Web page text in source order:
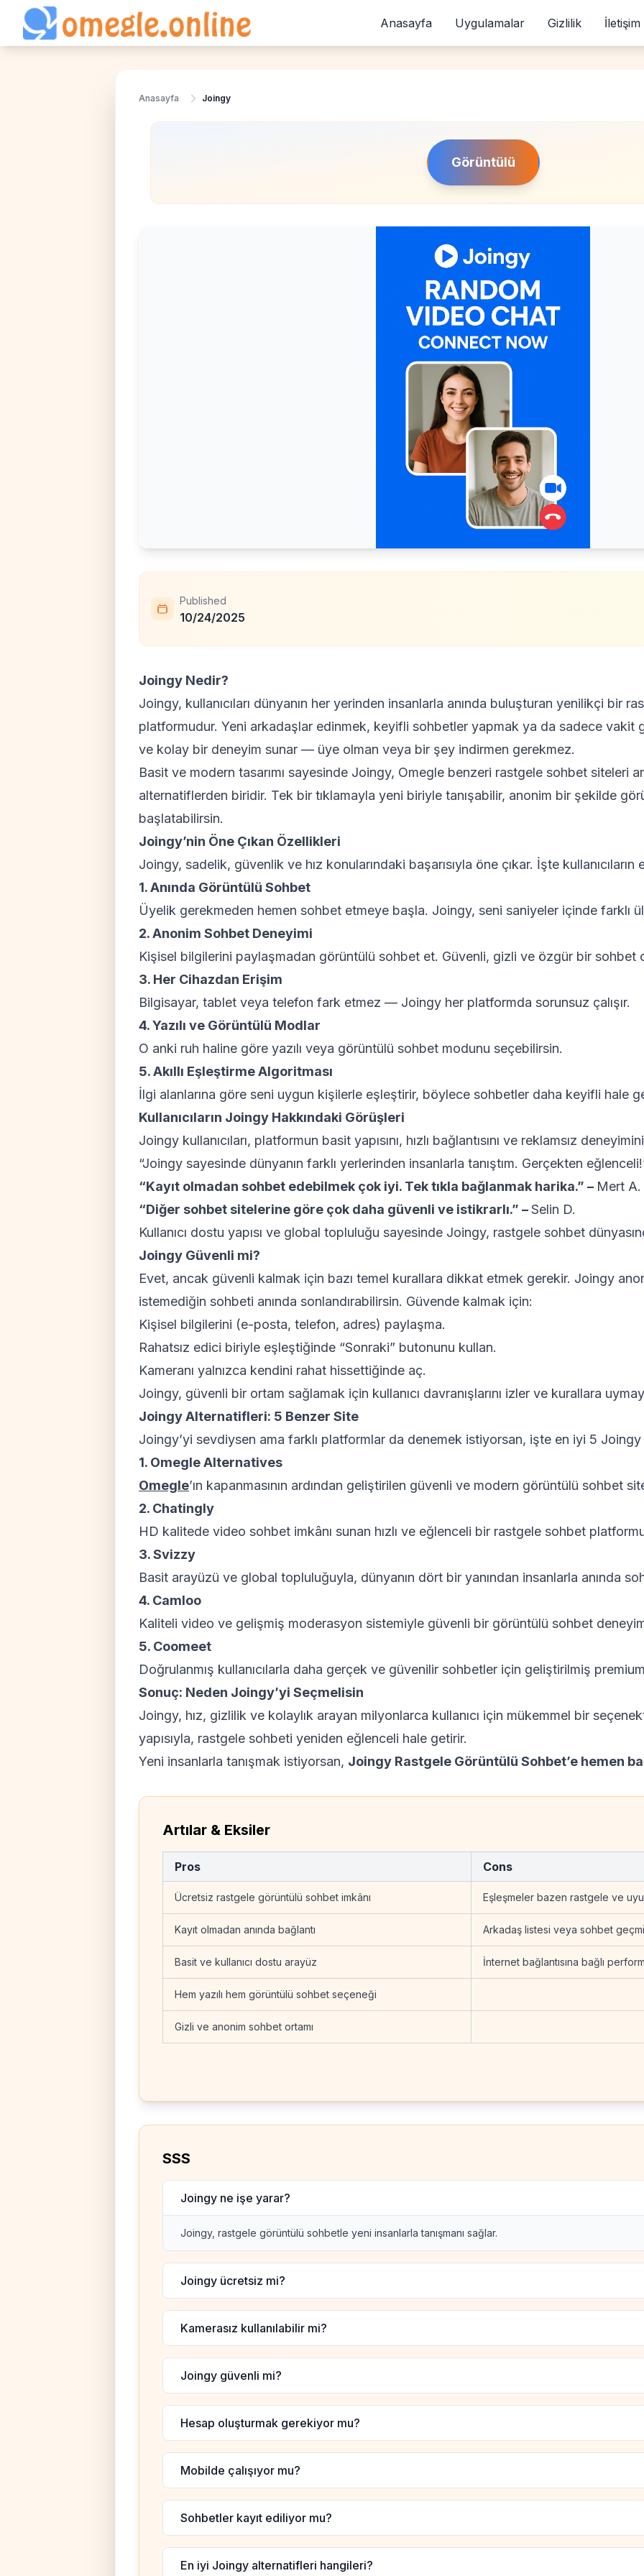
Anasayfa Uygulamalar Gizlilik İletişim
Anasayfa Joingy
Görüntülü
Published
10/24/2025
Joingy Nedir?
Joingy, kullanıcıları dünyanın her yerinden insanlarla anında buluşturan yenilikçi bir
platformudur. Yeni arkadaşlar edinmek, keyifli sohbetler yapmak ya da sadece vakit
ve kolay bir deneyim sunar — üye olman veya bir şey indirmen gerekmez.
Basit ve modern tasarımı sayesinde Joingy, Omegle benzeri rastgele sohbet siteleri
alternatiflerden biridir. Tek bir tıklamayla yeni biriyle tanışabilir, anonim bir şekilde
başlatabilirsin.
Joingy’nin Öne Çıkan Özellikleri
Joingy, sadelik, güvenlik ve hız konularındaki başarısıyla öne çıkar. İşte
1. Anında Görüntülü Sohbet
Üyelik gerekmeden hemen sohbet etmeye başla. Joingy, seni saniyeler içinde farklı
2. Anonim Sohbet Deneyimi
Kişisel bilgilerini paylaşmadan görüntülü sohbet et. Güvenli, gizli ve özgür bir sohbet
3. Her Cihazdan Erişim
Bilgisayar, tablet veya telefon fark etmez — Joingy her platformda sorunsuz çalışır.
4. Yazılı ve Görüntülü Modlar
O anki ruh haline göre yazılı veya görüntülü sohbet modunu seçebilirsin.
5. Akıllı Eşleştirme Algoritması
İlgi alanlarına göre seni uygun kişilerle eşleştirir, böylece sohbetler daha keyifli hale
Kullanıcıların Joingy Hakkındaki Görüşleri
Joingy kullanıcıları, platformun basit yapısını, hızlı bağlantısını ve reklamsız
“Joingy sayesinde dünyanın farklı yerlerinden insanlarla tanıştım. Gerçekten
“Kayıt olmadan sohbet edebilmek çok iyi. Tek tıkla bağlanmak harika.” – Mert A.
“Diğer sohbet sitelerine göre çok daha güvenli ve istikrarlı.” –Selin D.
Kullanıcı dostu yapısı ve global topluluğu sayesinde Joingy, rastgele sohbet
Joingy Güvenli mi?
Evet, ancak güvenli kalmak için bazı temel kurallara dikkat etmek gerekir. Joingy
istemediğin sohbeti anında sonlandırabilirsin. Güvende kalmak için:
Kişisel bilgilerini (e-posta, telefon, adres) paylaşma.
Rahatsız edici biriyle eşleştiğinde “Sonraki” butonunu kullan.
Kameranı yalnızca kendini rahat hissettiğinde aç.
Joingy, güvenli bir ortam sağlamak için kullanıcı davranışlarını izler ve kurallara
Joingy Alternatifleri: 5 Benzer Site
Joingy’yi sevdiysen ama farklı platformlar da denemek istiyorsan, işte en iyi 5
1. Omegle Alternatives
Omegle’ın kapanmasının ardından geliştirilen güvenli ve modern görüntülü sohbet
2. Chatingly
HD kalitede video sohbet imkânı sunan hızlı ve eğlenceli bir rastgele sohbet
3. Svizzy
Basit arayüzü ve global topluluğuyla, dünyanın dört bir yanından insanlarla anında
4. Camloo
Kaliteli video ve gelişmiş moderasyon sistemiyle güvenli bir görüntülü sohbet
5. Coomeet
Doğrulanmış kullanıcılarla daha gerçek ve güvenilir sohbetler için geliştirilmiş
Sonuç: Neden Joingy’yi Seçmelisin
Joingy, hız, gizlilik ve kolaylık arayan milyonlarca kullanıcı için mükemmel bir
yapısıyla, rastgele sohbeti yeniden eğlenceli hale getirir.
Yeni insanlarla tanışmak istiyorsan, Joingy Rastgele Görüntülü Sohbet’e hemen
Artılar & Eksiler
Pros Cons
Ücretsiz rastgele görüntülü sohbet imkânı Eşleşmeler bazen rastgele ve
Kayıt olmadan anında bağlantı Arkadaş listesi veya sohbet
Basit ve kullanıcı dostu arayüz İnternet bağlantısına bağlı
Hem yazılı hem görüntülü sohbet seçeneği
Gizli ve anonim sohbet ortamı
SSS
Joingy ne işe yarar?
Joingy, rastgele görüntülü sohbetle yeni insanlarla tanışmanı sağlar.
Joingy ücretsiz mi?
Kamerasız kullanılabilir mi?
Joingy güvenli mi?
Hesap oluşturmak gerekiyor mu?
Mobilde çalışıyor mu?
Sohbetler kayıt ediliyor mu?
En iyi Joingy alternatifleri hangileri?